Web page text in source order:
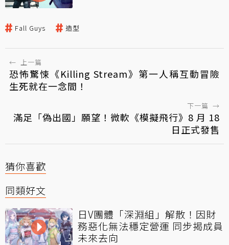
Fall Guys 造型
← 上一篇
恐怖驚悚《Killing Stream》第一人稱互動冒險
生死就在一念間！
下一篇 →
滿足「偽出國」願望！微軟《模擬飛行》8 月 18
日正式發售
猜你喜歡
同類好文
日V團體「深淵組」解散！因財
務惡化無法穩定營運 同步揭成員
未來去向